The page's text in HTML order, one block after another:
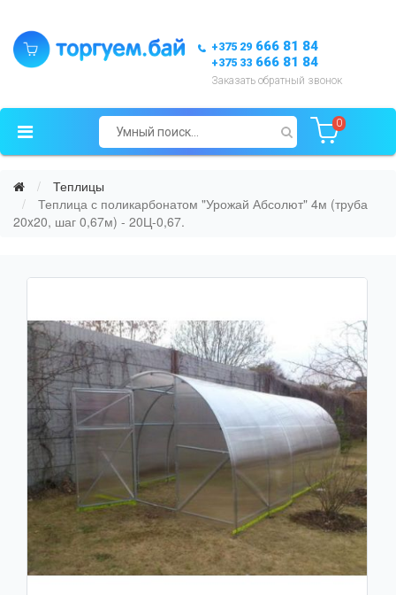
+375 29 666 81 84
+375 33 666 81 84
Заказать обратный звонок
0
Теплицы
Теплица с поликарбонатом "Урожай Абсолют" 4м (труба
20x20, шаг 0,67м) - 20Ц-0,67.